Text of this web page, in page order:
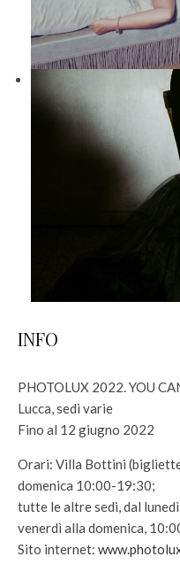
INFO
PHOTOLUX 2022. YOU
Lucca, sedi varie
Fino al 12 giugno 2022
Orari: Villa Bottini
domenica 10:00-19:30;
tutte le altre sedi, dal
venerdì alla domenica,
Sito internet: